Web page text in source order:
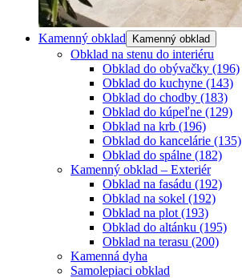
Kamenný obklad Kamenný obklad
Obklad na stenu do interiéru
Obklad do obývačky (196)
Obklad do kuchyne (143)
Obklad do chodby (183)
Obklad do kúpeľne (129)
Obklad na krb (196)
Obklad do kancelárie (135)
Obklad do spálne (182)
Kamenný obklad – Exteriér
Obklad na fasádu (192)
Obklad na sokel (192)
Obklad na plot (193)
Obklad do altánku (195)
Obklad na terasu (200)
Kamenná dyha
Samolepiaci obklad